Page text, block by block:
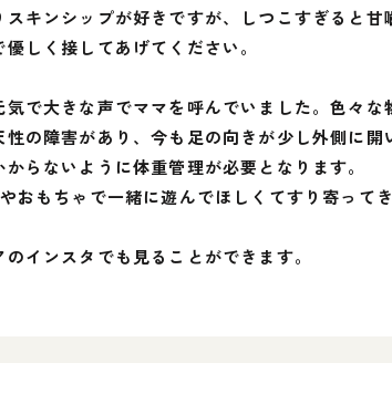
キンシップが好きですが、しつこすぎると
しく接してあげてください。
で大きな声でママを呼んでいました。色々
の障害があり、今も足の向きが少し外側に
らないように体重管理が必要となります。
もちゃで一緒に遊んでほしくてすり寄って
インスタでも見ることができます。